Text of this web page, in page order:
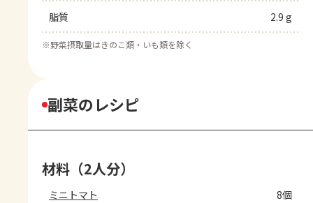
脂質 2.9 g
※野菜摂取量はきのこ類・いも類を除く
副菜のレシピ
材料（2人分）
ミニトマト 8個